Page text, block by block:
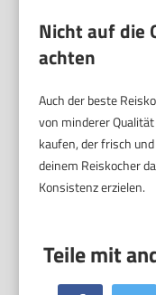
Nicht auf die
achten
Auch der beste
von minderer
kaufen, der frisch
deinem Reiskocher
Konsistenz erzielen.